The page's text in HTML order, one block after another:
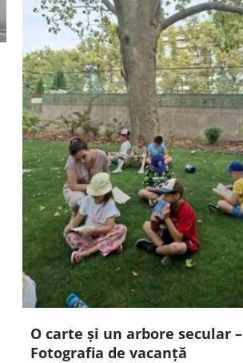
O carte și un arbore secular –
Fotografia de vacanță